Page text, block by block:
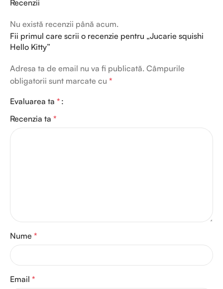
Recenzii
Nu există recenzii până acum.
Fii primul care scrii o recenzie pentru „Jucarie squishi
Hello Kitty”
Adresa ta de email nu va fi publicată. Câmpurile
obligatorii sunt marcate cu *
Evaluarea ta *
Recenzia ta *
Nume *
Email *